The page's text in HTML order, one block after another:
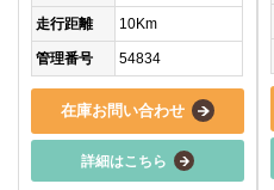
走行距離 10Km
管理番号 54834
在庫お問い合わせ
詳細はこちら